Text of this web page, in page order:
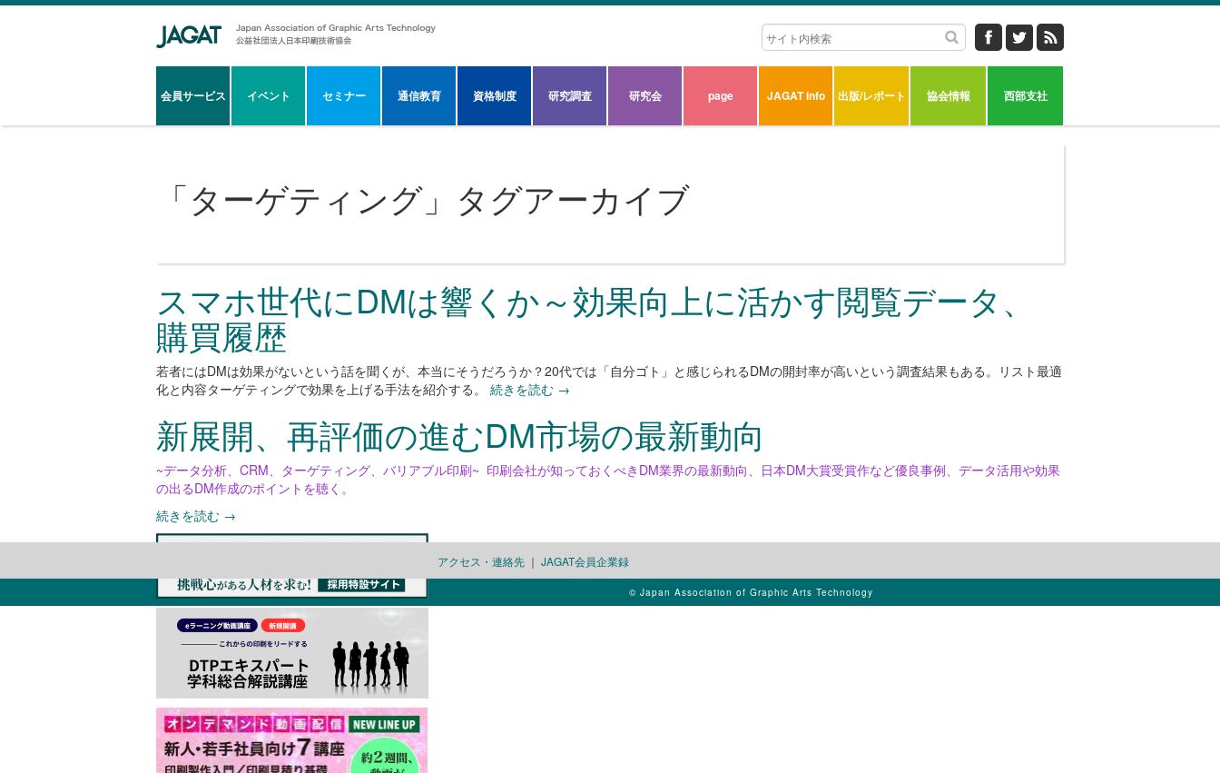
会員サービス イベント セミナー 通信教育 資格制度 研究調査 研究会 page JAGAT info 出版/レポート 協会情報 西部支社
「ターゲティング 」タグアーカイブ
スマホ世代にDMは響くか～効果向上に活かす閲覧データ、
購買履歴
若者にはDMは効果がないという話を聞くが、本当にそうだろうか？20代では「自分ゴト」と感じられるDMの開封率が高いという調査結果もある。リスト最適
化と内容ターゲティングで効果を上げる手法を紹介する。 続きを読む →
新展開、再評価の進むDM市場の最新動向
~データ分析、CRM、ターゲティング、バリアブル印刷~ 印刷会社が知っておくべきDM業界の最新動向、日本DM大賞受賞作など優良事例、データ活用や効果
の出るDM作成のポイントを聴く。
続きを読む →
アクセス・連絡先 ｜ JAGAT会員企業録
© Japan Association of Graphic Arts Technology